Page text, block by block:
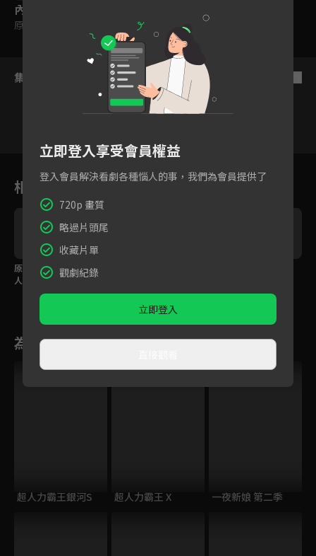
內容標籤
原創
集數列表
相關花絮
原來是騙人的！卻能讓
人帶來希望
步了
為您推薦
超人力霸王銀河S 超人力霸王 X 一夜新娘 第二季
立即登入享受會員權益
登入會員解決看劇各種惱人的事，我們為會員提供了
720p 畫質
略過片頭尾
收藏片單
觀劇紀錄
立即登入